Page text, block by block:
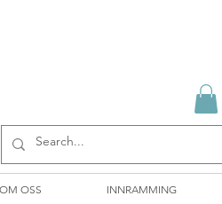
OM OSS INNRAMMING